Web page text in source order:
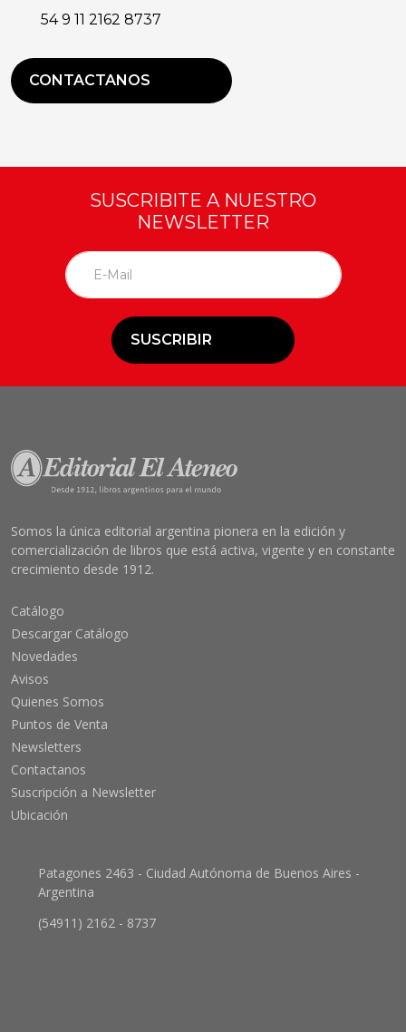
54 9 11 2162 8737
CONTACTANOS
SUSCRIBITE A NUESTRO
NEWSLETTER
SUSCRIBIR
Somos la única editorial argentina pionera en la edición y
comercialización de libros que está activa, vigente y en constante
crecimiento desde 1912.
Catálogo
Descargar Catálogo
Novedades
Avisos
Quienes Somos
Puntos de Venta
Newsletters
Contactanos
Suscripción a Newsletter
Ubicación
Patagones 2463 - Ciudad Autónoma de Buenos Aires -
Argentina
(54911) 2162 - 8737